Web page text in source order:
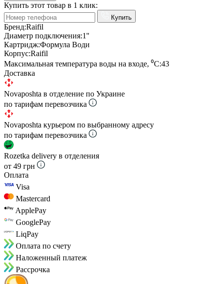
Купить этот товар в 1 клик:
Купить
Бренд:Raifil
Диаметр подключения:1''
Картридж:Формула Води
Корпус:Raifil
Максимальная температура воды на входе, ⁰С:43
Доставка
Novaposhta в отделение по Украине
по тарифам перевозчика
Novaposhta курьером по выбранному адресу
по тарифам перевозчика
Rozetka delivery в отделения
от 49 грн
Оплата
Visa
Mastercard
ApplePay
GooglePay
LiqPay
Оплата по счету
Наложенный платеж
Рассрочка